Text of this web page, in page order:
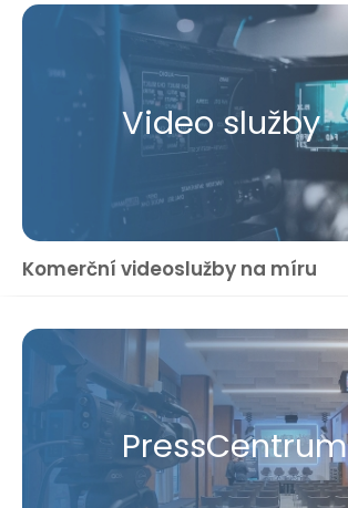
Video služby
Komerční videoslužby na míru
Press​Centrum